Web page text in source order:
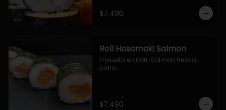
$7.490
Roll Hosomaki Salmon
Envuelto en nori. Salmon fresco,
palta.
$7.490